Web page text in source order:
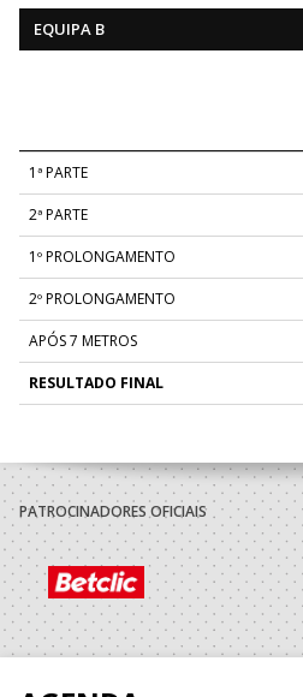
EQUIPA B
1ª PARTE
2ª PARTE
1º PROLONGAMENTO
2º PROLONGAMENTO
APÓS 7 METROS
RESULTADO FINAL
PATROCINADORES OFICIAIS